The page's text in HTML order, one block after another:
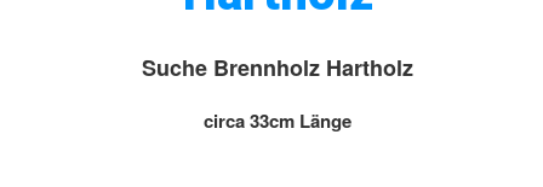
Suche Brennholz Hartholz
circa 33cm Länge